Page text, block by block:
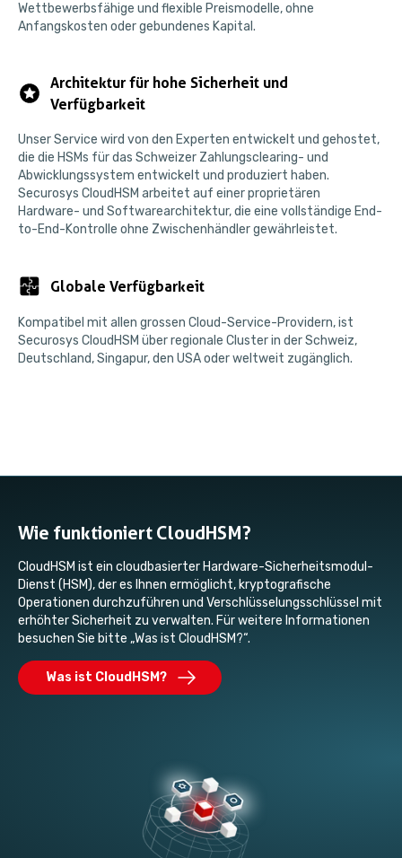
Wettbewerbsfähige und flexible Preismodelle, ohne
Anfangskosten oder gebundenes Kapital.
Architektur für hohe Sicherheit und
Verfügbarkeit
Unser Service wird von den Experten entwickelt und gehostet,
die die HSMs für das Schweizer Zahlungsclearing- und
Abwicklungssystem entwickelt und produziert haben.
Securosys CloudHSM arbeitet auf einer proprietären
Hardware- und Softwarearchitektur, die eine vollständige End-
to-End-Kontrolle ohne Zwischenhändler gewährleistet.
Globale Verfügbarkeit
Kompatibel mit allen grossen Cloud-Service-Providern, ist
Securosys CloudHSM über regionale Cluster in der Schweiz,
Deutschland, Singapur, den USA oder weltweit zugänglich.
Wie funktioniert CloudHSM?
CloudHSM ist ein cloudbasierter Hardware-Sicherheitsmodul-
Dienst (HSM), der es Ihnen ermöglicht, kryptografische
Operationen durchzuführen und Verschlüsselungsschlüssel mit
erhöhter Sicherheit zu verwalten. Für weitere Informationen
besuchen Sie bitte „Was ist CloudHSM?“.
Was ist CloudHSM?